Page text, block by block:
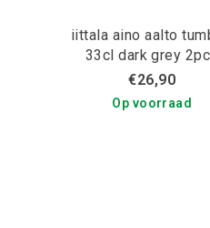
iittala aino aalto
33cl dark grey
€26,90
Op voorraad